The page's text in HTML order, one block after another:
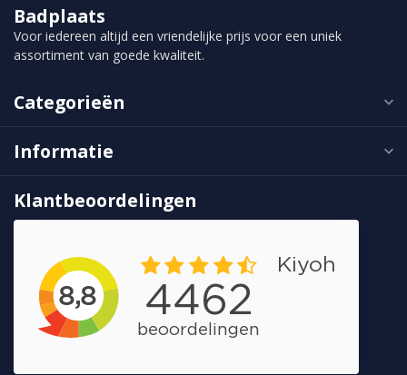
Badplaats
Voor iedereen altijd een vriendelijke prijs voor een uniek
assortiment van goede kwaliteit.
Categorieën
Informatie
Klantbeoordelingen